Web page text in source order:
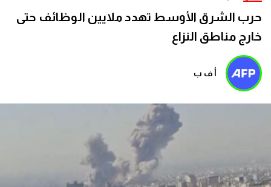
حرب الشرق الأوسط تهدد ملايين الوظائف حتى
خارج مناطق النزاع
أ ف ب